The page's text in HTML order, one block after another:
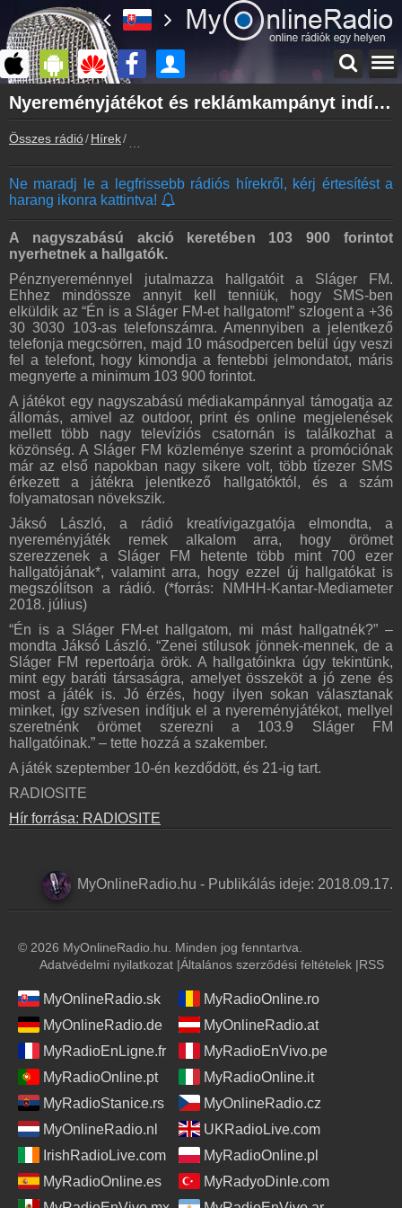
Főoldal
myonlineradio.hu
Bejelentkezés
Kapcsolat
Írj nekünk!
Partnerek
Rádiós partnerek
Rádió beágyazás
Ágyazd be weboldaladba
Online rádió készítés
Készítés lépésről lépésre
Nyereményjátékot és reklámkampányt indított a Sláger FM
Összes rádió Hírek
Ne maradj le a legfrissebb rádiós hírekről, kérj értesítést a
harang ikonra kattintva!
A nagyszabású akció keretében 103 900 forintot
nyerhetnek a hallgatók.
Pénznyereménnyel jutalmazza hallgatóit a Sláger FM.
Ehhez mindössze annyit kell tenniük, hogy SMS-ben
elküldik az “Én is a Sláger FM-et hallgatom!” szlogent a +36
30 3030 103-as telefonszámra. Amennyiben a jelentkező
telefonja megcsörren, majd 10 másodpercen belül úgy veszi
fel a telefont, hogy kimondja a fentebbi jelmondatot, máris
megnyerte a minimum 103 900 forintot.
A játékot egy nagyszabású médiakampánnyal támogatja az
állomás, amivel az outdoor, print és online megjelenések
mellett több nagy televíziós csatornán is találkozhat a
közönség. A Sláger FM közleménye szerint a promóciónak
már az első napokban nagy sikere volt, több tízezer SMS
érkezett a játékra jelentkező hallgatóktól, és a szám
folyamatosan növekszik.
Jáksó László, a rádió kreatívigazgatója elmondta, a
nyereményjáték remek alkalom arra, hogy örömet
szerezzenek a Sláger FM hetente több mint 700 ezer
hallgatójának*, valamint arra, hogy ezzel új hallgatókat is
megszólítson a rádió. (*forrás: NMHH-Kantar-Mediameter
2018. július)
“Én is a Sláger FM-et hallgatom, mi mást hallgatnék?” –
mondta Jáksó László. “Zenei stílusok jönnek-mennek, de a
Sláger FM repertoárja örök. A hallgatóinkra úgy tekintünk,
mint egy baráti társaságra, amelyet összeköt a jó zene és
most a játék is. Jó érzés, hogy ilyen sokan választanak
minket, így szívesen indítjuk el a nyereményjátékot, mellyel
szeretnénk örömet szerezni a 103.9 Sláger FM
hallgatóinak.” – tette hozzá a szakember.
A játék szeptember 10-én kezdődött, és 21-ig tart.
RADIOSITE
Hír forrása: RADIOSITE
MyOnlineRadio.hu - Publikálás ideje: 2018.09.17.
© 2026 MyOnlineRadio.hu. Minden jog fenntartva.
Adatvédelmi nyilatkozat |Általános szerződési feltételek |RSS
MyOnlineRadio.sk
MyRadioOnline.ro
MyOnlineRadio.de
MyOnlineRadio.at
MyRadioEnLigne.fr
MyRadioEnVivo.pe
MyRadioOnline.pt
MyRadioOnline.it
MyRadioStanice.rs
MyOnlineRadio.cz
MyOnlineRadio.nl
UKRadioLive.com
IrishRadioLive.com
MyRadioOnline.pl
MyRadioOnline.es
MyRadyoDinle.com